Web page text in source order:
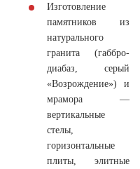
Изготовление
памятников из
натурального
гранита (габбро-
диабаз, серый
«Возрождение») и
мрамора —
вертикальные
стелы,
горизонтальные
плиты, элитные